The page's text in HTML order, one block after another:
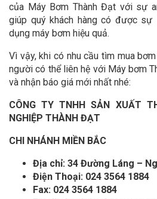
của Máy Bơm Thành Đạt với sự
giúp quý khách hàng có được
dụng máy bơm hiệu quả.
Vì vậy, khi có nhu cầu tìm mua
người có thể liên hệ với Máy bơm
và nhận báo giá mới nhất nhé:
CÔNG TY TNHH SẢN XUẤT
NGHIỆP THÀNH ĐẠT
CHI NHÁNH MIỀN BẮC
Địa chỉ: 34 Đường Láng –
Điện Thoại: 024 3564 1884
Fax: 024 3564 1884